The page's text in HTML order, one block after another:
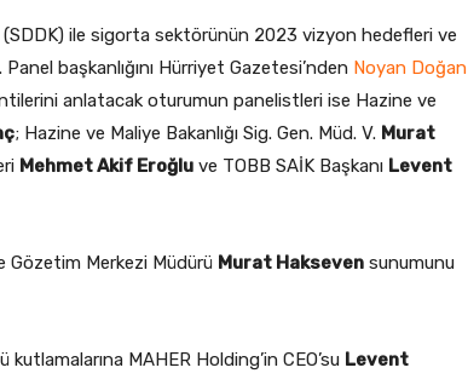
(SDDK) ile sigorta sektörünün 2023 vizyon hedefleri ve
başkanlığını Hürriyet Gazetesi’nden Noyan Doğan
anlatacak oturumun panelistleri ise Hazine ve
; Hazine ve Maliye Bakanlığı Sig. Gen. Müd. V. Murat
Mehmet Akif Eroğlu ve TOBB SAİK Başkanı Levent
Gözetim Merkezi Müdürü Murat Hakseven sunumunu
kutlamalarına MAHER Holding’in CEO’su Levent